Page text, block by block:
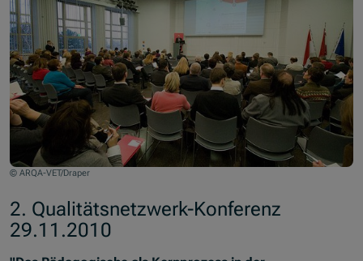
© ARQA-VET/Draper
2. Qualitätsnetzwerk-Konferenz
29.11.2010